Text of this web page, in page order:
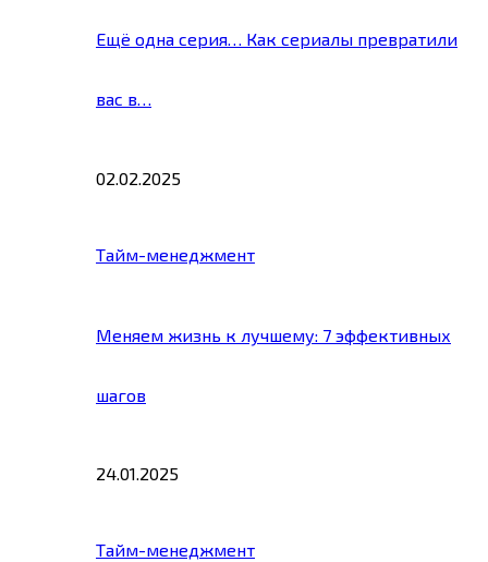
Ещё одна серия… Как сериалы превратили
вас в…
02.02.2025
Тайм-менеджмент
Меняем жизнь к лучшему: 7 эффективных
шагов
24.01.2025
Тайм-менеджмент